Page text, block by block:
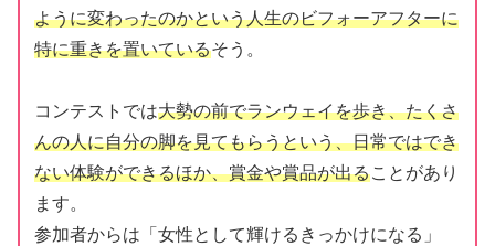
ように変わったのかという人生のビフォーアフターに
特に重きを置いているそう。
コンテストでは大勢の前でランウェイを歩き、たくさ
んの人に自分の脚を見てもらうという、日常ではでき
ない体験ができるほか、賞金や賞品が出ることがあり
ます。
参加者からは「女性として輝けるきっかけになる」